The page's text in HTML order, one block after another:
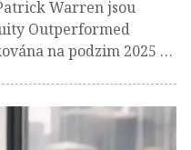
Warren jsou
Outperformed
na podzim 2025 v
trhy v průběhu